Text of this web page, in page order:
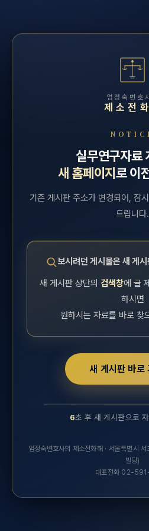
엄정숙변호
제소전
실무연구자료
새 홈페이지 로 이
기존 게시판 주소가 변경되어, 잠
드립니다.
보시려던 게시물은 새 게
새 게시판 상단의 검색창에 글
하시면
원하시는 자료를 바로 찾
새 게시판 바
6초 후 새 게시판으로
엄정숙변호사의 제소전화해 · 서울특별시
빌딩)
대표전화 02-